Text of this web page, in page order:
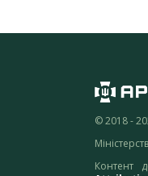
© 2018 -
Контент